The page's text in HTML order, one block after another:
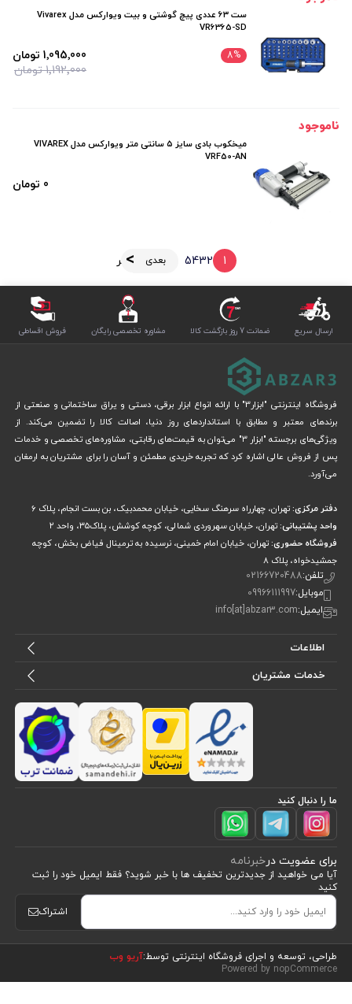
مشاهده محصولات(149)
ست ۶۳ عددی پیچ گوشتی و بیت ویوارکس مدل Vivarex
VR6365-SD
8%
1٬192٬000 تومان
1٬095٬000 تومان
ناموجود
میخکوب بادی سایز ۵ سانتی متر ویوارکس مدل VIVAREX
VRF50-AN
0 تومان
1
2
3
4
5 بعدی آخر
ارسال سریع ضمانت 7 روز بازگشت کالا مشاوره تخصصی رایگان فروش اقساطی
فروشگاه اینترنتی "ابزار3" با ارائه انواع ابزار برقی، دستی و یراق ساختمانی و صنعتی از
برندهای معتبر و مطابق با استانداردهای روز دنیا، اصالت کالا را تضمین می‌کند. از
ویژگی‌های برجسته "ابزار 3" می‌توان به قیمت‌های رقابتی، مشاوره‌های تخصصی و خدمات
پس از فروش عالی اشاره کرد که تجربه خریدی مطمئن و آسان را برای مشتریان به ارمغان
می‌آورد.
دفتر مرکزی:تهران، چهارراه سرهنگ سخایی، خیابان محمدبیک، بن بست انجام، پلاک 6
واحد پشتیبانی:تهران، خیابان سهروردی شمالی، کوچه کوشش، پلاک۳۵، واحد ۲
فروشگاه حضوری:تهران، خیابان امام خمینی، نرسیده به ترمینال فیاض بخش، کوچه
جمشیدخواه، پلاک ۸
تلفن:02166720488
موبایل:09966111997
ایمیل:info[at]abzar3.com
اطلاعات
خدمات مشتریان
ما را دنبال کنید
برای عضویت درخبرنامه
آیا می خواهید از جدید‌ترین تخفیف‌ ها با‌ خبر شوید؟ فقط ایمیل خود را ثبت
کنید
اشتراک
طراحی، توسعه و اجرای فروشگاه اینترنتی توسط:آریو وب
Powered by nopCommerce